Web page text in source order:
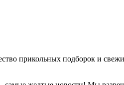
прикольных подборок и